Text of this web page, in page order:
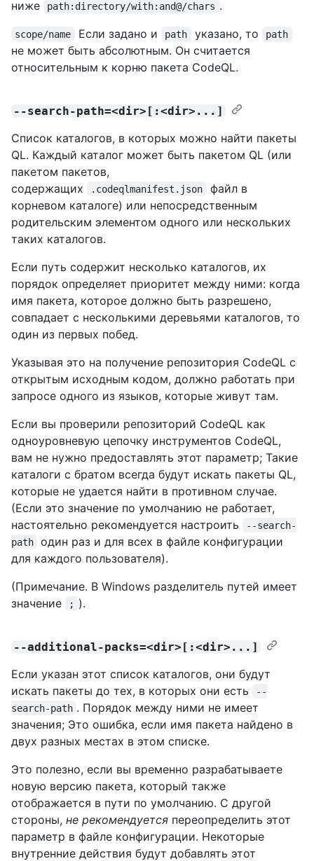
ниже
path:directory/with:and@/chars .
scope/name Если задано и path указано, то path
не может быть абсолютным. Он считается
относительным к корню пакета CodeQL.
--search-path=<dir>[:<dir>...]
Список каталогов, в которых можно найти пакеты
QL. Каждый каталог может быть пакетом QL (или
пакетом пакетов,
содержащих
.codeqlmanifest.json
файл в
корневом каталоге) или непосредственным
родительским элементом одного или нескольких
таких каталогов.
Если путь содержит несколько каталогов, их
порядок определяет приоритет между ними: когда
имя пакета, которое должно быть разрешено,
совпадает с несколькими деревьями каталогов, то
один из первых побед.
Указывая это на получение репозитория CodeQL с
открытым исходным кодом, должно работать при
запросе одного из языков, которые живут там.
Если вы проверили репозиторий CodeQL как
одноуровневую цепочку инструментов CodeQL,
вам не нужно предоставлять этот параметр; Такие
каталоги с братом всегда будут искать пакеты QL,
которые не удается найти в противном случае.
(Если это значение по умолчанию не работает,
настоятельно рекомендуется настроить
--search-
path
один раз и для всех в файле конфигурации
для каждого пользователя).
(Примечание. В Windows разделитель путей имеет
значение
; ).
--additional-packs=<dir>[:<dir>...]
Если указан этот список каталогов, они будут
искать пакеты до тех, в которых они есть
--
search-path . Порядок между ними не имеет
значения; Это ошибка, если имя пакета найдено в
двух разных местах в этом списке.
Это полезно, если вы временно разрабатываете
новую версию пакета, который также
отображается в пути по умолчанию. С другой
стороны, не рекомендуется переопределить этот
параметр в файле конфигурации. Некоторые
внутренние действия будут добавлять этот